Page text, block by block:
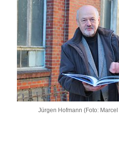
Jürgen Hofmann (Foto: